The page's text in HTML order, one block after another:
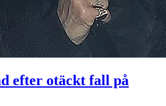
efter otäckt fall på